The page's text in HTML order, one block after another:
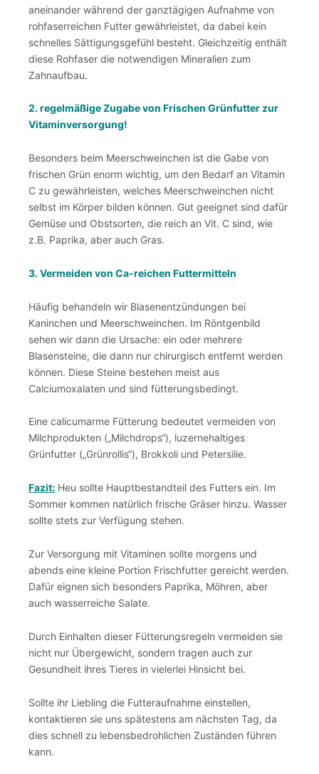
aneinander während der ganztägigen Aufnahme von
rohfaserreichen Futter gewährleistet, da dabei kein
schnelles Sättigungsgefühl besteht. Gleichzeitig enthält
diese Rohfaser die notwendigen Mineralien zum
Zahnaufbau.
2. regelmäßige Zugabe von Frischen Grünfutter zur
Vitaminversorgung!
Besonders beim Meerschweinchen ist die Gabe von
frischen Grün enorm wichtig, um den Bedarf an Vitamin
C zu gewährleisten, welches Meerschweinchen nicht
selbst im Körper bilden können. Gut geeignet sind dafür
Gemüse und Obstsorten, die reich an Vit. C sind, wie
z.B. Paprika, aber auch Gras.
3. Vermeiden von Ca-reichen Futtermitteln
Häufig behandeln wir Blasenentzündungen bei
Kaninchen und Meerschweinchen. Im Röntgenbild
sehen wir dann die Ursache: ein oder mehrere
Blasensteine, die dann nur chirurgisch entfernt werden
können. Diese Steine bestehen meist aus
Calciumoxalaten und sind fütterungsbedingt.
Eine calicumarme Fütterung bedeutet vermeiden von
Milchprodukten („Milchdrops“), luzernehaltiges
Grünfutter („Grünrollis“), Brokkoli und Petersilie.
Fazit: Heu sollte Hauptbestandteil des Futters ein. Im
Sommer kommen natürlich frische Gräser hinzu. Wasser
sollte stets zur Verfügung stehen.
Zur Versorgung mit Vitaminen sollte morgens und
abends eine kleine Portion Frischfutter gereicht werden.
Dafür eignen sich besonders Paprika, Möhren, aber
auch wasserreiche Salate.
Durch Einhalten dieser Fütterungsregeln vermeiden sie
nicht nur Übergewicht, sondern tragen auch zur
Gesundheit ihres Tieres in vielerlei Hinsicht bei.
Sollte ihr Liebling die Futteraufnahme einstellen,
kontaktieren sie uns spätestens am nächsten Tag, da
dies schnell zu lebensbedrohlichen Zuständen führen
kann.